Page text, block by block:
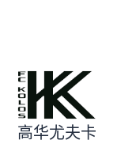
高华尤夫卡